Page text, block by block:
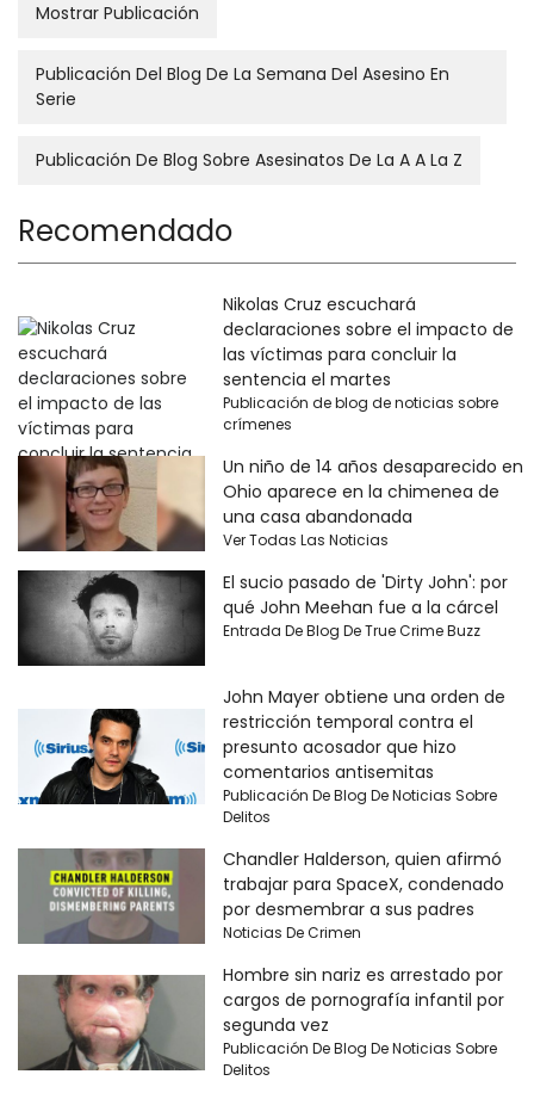
Mostrar Publicación
Publicación Del Blog De La Semana Del Asesino En
Serie
Publicación De Blog Sobre Asesinatos De La A A La Z
Recomendado
Nikolas Cruz escuchará
declaraciones sobre el impacto de
las víctimas para concluir la
sentencia el martes
Publicación de blog de noticias sobre
crímenes
Un niño de 14 años desaparecido en
Ohio aparece en la chimenea de
una casa abandonada
Ver Todas Las Noticias
El sucio pasado de 'Dirty John': por
qué John Meehan fue a la cárcel
Entrada De Blog De True Crime Buzz
John Mayer obtiene una orden de
restricción temporal contra el
presunto acosador que hizo
comentarios antisemitas
Publicación De Blog De Noticias Sobre
Delitos
Chandler Halderson, quien afirmó
trabajar para SpaceX, condenado
por desmembrar a sus padres
Noticias De Crimen
Hombre sin nariz es arrestado por
cargos de pornografía infantil por
segunda vez
Publicación De Blog De Noticias Sobre
Delitos